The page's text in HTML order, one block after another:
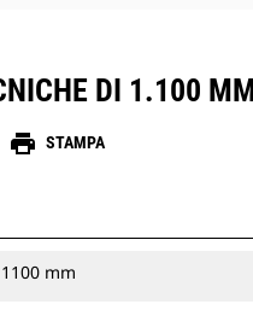
DI 1.100
print STAMPA
1100 mm